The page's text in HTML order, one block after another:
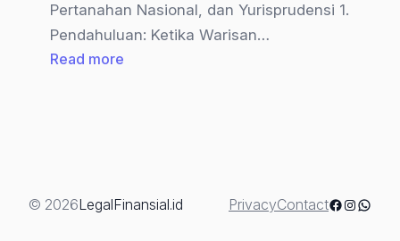
Pertanahan Nasional, dan Yurisprudensi 1.
Pendahuluan: Ketika Warisan…
Read more
Warisan
© 2026LegalFinansial.id PrivacyContactFacebook